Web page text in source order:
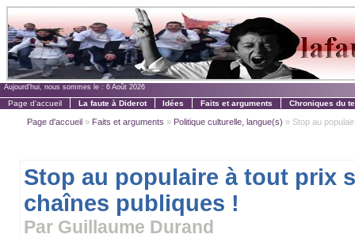
Aujourd'hui, nous sommes le : 6 Août 2026
Page d'accueil La faute à Diderot Idées Faits et arguments Chroniques du
Page d'accueil » Faits et arguments » Politique culturelle, langue(s) » Stop au
Stop au populaire à tout prix
chaînes publiques !
Par Guillaume Durand